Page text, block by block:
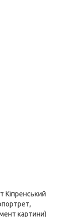
Кіпренський
картини)